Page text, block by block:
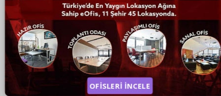
HAZIR OFIS HAZIR OFIS